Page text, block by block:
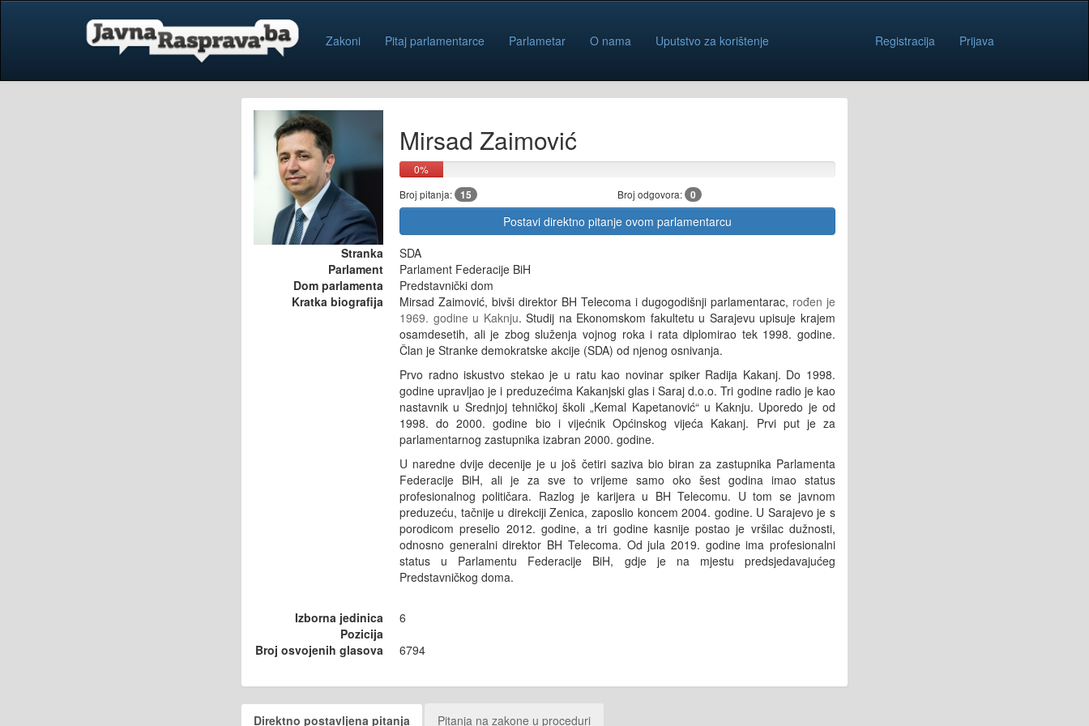
Zakoni Pitaj parlamentarce Parlametar O nama Uputstvo za korištenje Registracija Prijava
Mirsad Zaimović
0%
Broj pitanja: 15 Broj odgovora: 0
Postavi direktno pitanje ovom parlamentarcu
Stranka
SDA
Parlament
Parlament Federacije BiH
Dom parlamenta
Predstavnički dom
Kratka biografija
Mirsad Zaimović, bivši direktor BH Telecoma i dugogodišnji parlamentarac, rođen je
1969. godine u Kaknju. Studij na Ekonomskom fakultetu u Sarajevu upisuje krajem
osamdesetih, ali je zbog služenja vojnog roka i rata diplomirao tek 1998. godine.
Član je Stranke demokratske akcije (SDA) od njenog osnivanja.
Prvo radno iskustvo stekao je u ratu kao novinar spiker Radija Kakanj. Do 1998.
godine upravljao je i preduzećima Kakanjski glas i Saraj d.o.o.Tri godine radio je kao
nastavnik u Srednjoj tehničkoj školi „Kemal Kapetanović“ u Kaknju. Uporedo je od
1998. do 2000. godine bio i vijećnik Općinskog vijeća Kakanj. Prvi put je za
parlamentarnog zastupnika izabran 2000. godine.
U naredne dvije decenije je u još četiri saziva bio biran za zastupnika Parlamenta
Federacije BiH, ali je za sve to vrijeme samo oko šest godina imao status
profesionalnog političara. Razlog je karijera u BH Telecomu. U tom se javnom
preduzeću, tačnije u direkciji Zenica, zaposlio koncem 2004. godine. U Sarajevo je s
porodicom preselio 2012. godine, a tri godine kasnije postao je vršilac dužnosti,
odnosno generalni direktor BH Telecoma. Od jula 2019. godine ima profesionalni
status u Parlamentu Federacije BiH, gdje je na mjestu predsjedavajućeg
Predstavničkog doma.
Izborna jedinica
6
Pozicija
Broj osvojenih glasova
6794
Direktno postavljena pitanja Pitanja na zakone u proceduri